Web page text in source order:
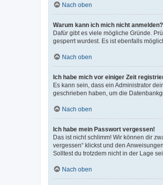
Nach oben
Warum kann ich mich nicht anmelden?
Dafür gibt es viele mögliche Gründe.
gesperrt wurdest. Es ist ebenfalls
Nach oben
Ich habe mich vor einiger Zeit
Es kann sein, dass ein Administrator
geschrieben haben, um die
Nach oben
Ich habe mein Passwort vergessen!
Das ist nicht schlimm! Wir können dir
vergessen“ klickst und den
Solltest du trotzdem nicht in der Lage
Nach oben